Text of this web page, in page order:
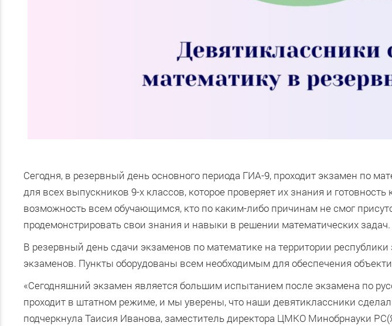
Сегодня, в резервный день основного периода ГИА-9, проходит экзамен по
для всех выпускников 9-х классов, которое проверяет их знания и
возможность всем обучающимся, кто по каким-либо причинам не смог
продемонстрировать свои знания и навыки в решении математических задач.
В резервный день сдачи экзаменов по математике на территории
экзаменов. Пункты оборудованы всем необходимым для обеспечения
«Сегодняшний экзамен является большим испытанием после экзамена по
проходит в штатном режиме, и мы уверены, что наши девятиклассники
подчеркнула Таисия Иванова, заместитель директора ЦМКО Минобрнауки